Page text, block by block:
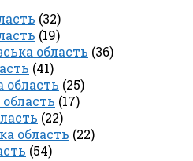
(32)
(19)
область (36)
(41)
(25)
(17)
(22)
область (22)
(54)